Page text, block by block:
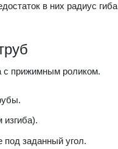
в них радиус гиба
с прижимным роликом.
под заданный угол.